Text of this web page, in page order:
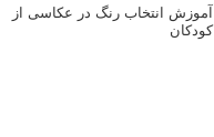
آموزش انتخاب رنگ در عکاسی از
کودکان